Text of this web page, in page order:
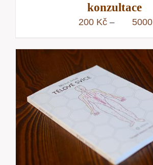
konzultace
200 Kč – 5000